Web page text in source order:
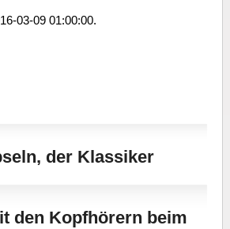
03-09 01:00:00.
der Klassiker
den Kopfhörern beim